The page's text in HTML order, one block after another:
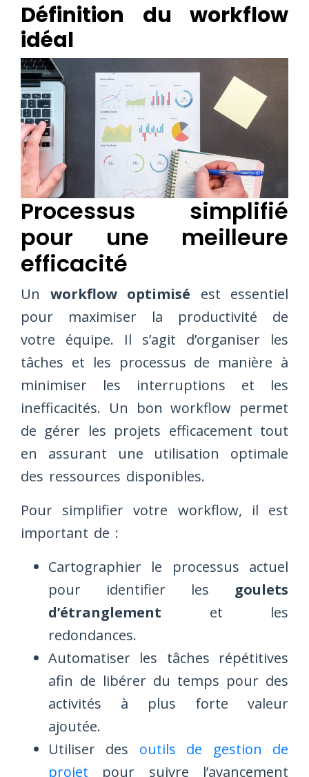
Définition du workflow
idéal
Processus simplifié
pour une meilleure
efficacité
Un workflow optimisé est essentiel
pour maximiser la productivité de
votre équipe. Il s’agit d’organiser les
tâches et les processus de manière à
minimiser les interruptions et les
inefficacités. Un bon workflow permet
de gérer les projets efficacement tout
en assurant une utilisation optimale
des ressources disponibles.
Pour simplifier votre workflow, il est
important de :
Cartographier le processus actuel
pour identifier les goulets
d’étranglement et les
redondances.
Automatiser les tâches répétitives
afin de libérer du temps pour des
activités à plus forte valeur
ajoutée.
Utiliser des outils de gestion de
projet pour suivre l’avancement